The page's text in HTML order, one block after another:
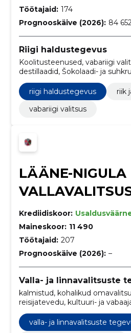
Töötajaid: 174
Prognooskäive (2026): 84
Riigi haldustegevus
Koolitusteenused, vabariigi
destillaadid, Šokolaadi- ja
Šokolaad,
eksperimentaalarendustöö
Reklaamfilmide tootmine,
arendustöö planeerimine ning
riigi haldustegevus
riik
vabariigi valitsus
LÄÄNE-NIGULA
Krediidiskoor:
Maineskoor: 11 490
Töötajaid: 207
Prognooskäive (2026): –
Valla- ja linnavalitsuste
kalmistud, kohalikud
reisijatevedu, kultuuri- ja
kultuurikeskused,
analüüs, v.a ehitusega seotud,
raamatukogud, Prügi ja
valla- ja linnavalitsuste